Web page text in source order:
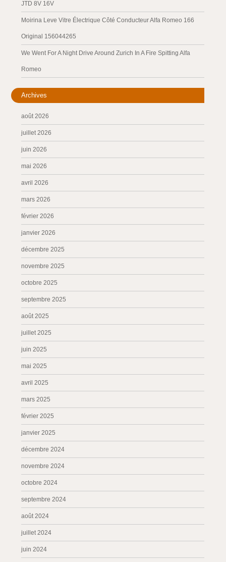
JTD 8V 16V
Moirina Leve Vitre Électrique Côté Conducteur Alfa Romeo 166
Original 156044265
We Went For A Night Drive Around Zurich In A Fire Spitting Alfa
Romeo
Archives
août 2026
juillet 2026
juin 2026
mai 2026
avril 2026
mars 2026
février 2026
janvier 2026
décembre 2025
novembre 2025
octobre 2025
septembre 2025
août 2025
juillet 2025
juin 2025
mai 2025
avril 2025
mars 2025
février 2025
janvier 2025
décembre 2024
novembre 2024
octobre 2024
septembre 2024
août 2024
juillet 2024
juin 2024